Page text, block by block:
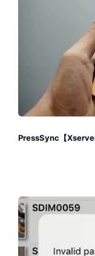
PressSync【